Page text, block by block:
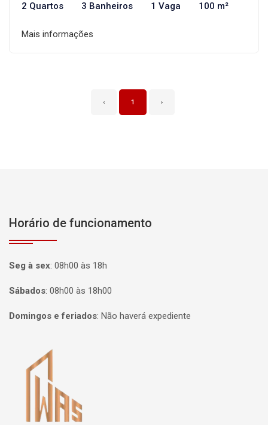
2 Quartos 3 Banheiros 1 Vaga 100 m²
Mais informações
‹ 1 ›
Horário de funcionamento
Seg à sex: 08h00 às 18h
Sábados: 08h00 às 18h00
Domingos e feriados: Não haverá expediente
Página inicial